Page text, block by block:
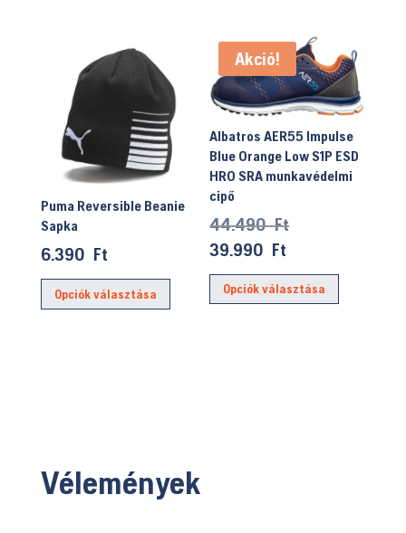
van.
A
változatok
a
termékoldalon
választhatók
van.
A
változatok
a
Puma Reversible Beanie
Sapka
6.390 Ft
Opciók választása
Ennek
termékoldalon
Akció!
Albatros AER55 Impulse
Blue Orange Low S1P ESD
HRO SRA munkavédelmi
cipő
44.490FtOriginal
was:
44.490 Ft.
39.990 Ft
price
is:
Opciók választása
Ennek
Vélemények